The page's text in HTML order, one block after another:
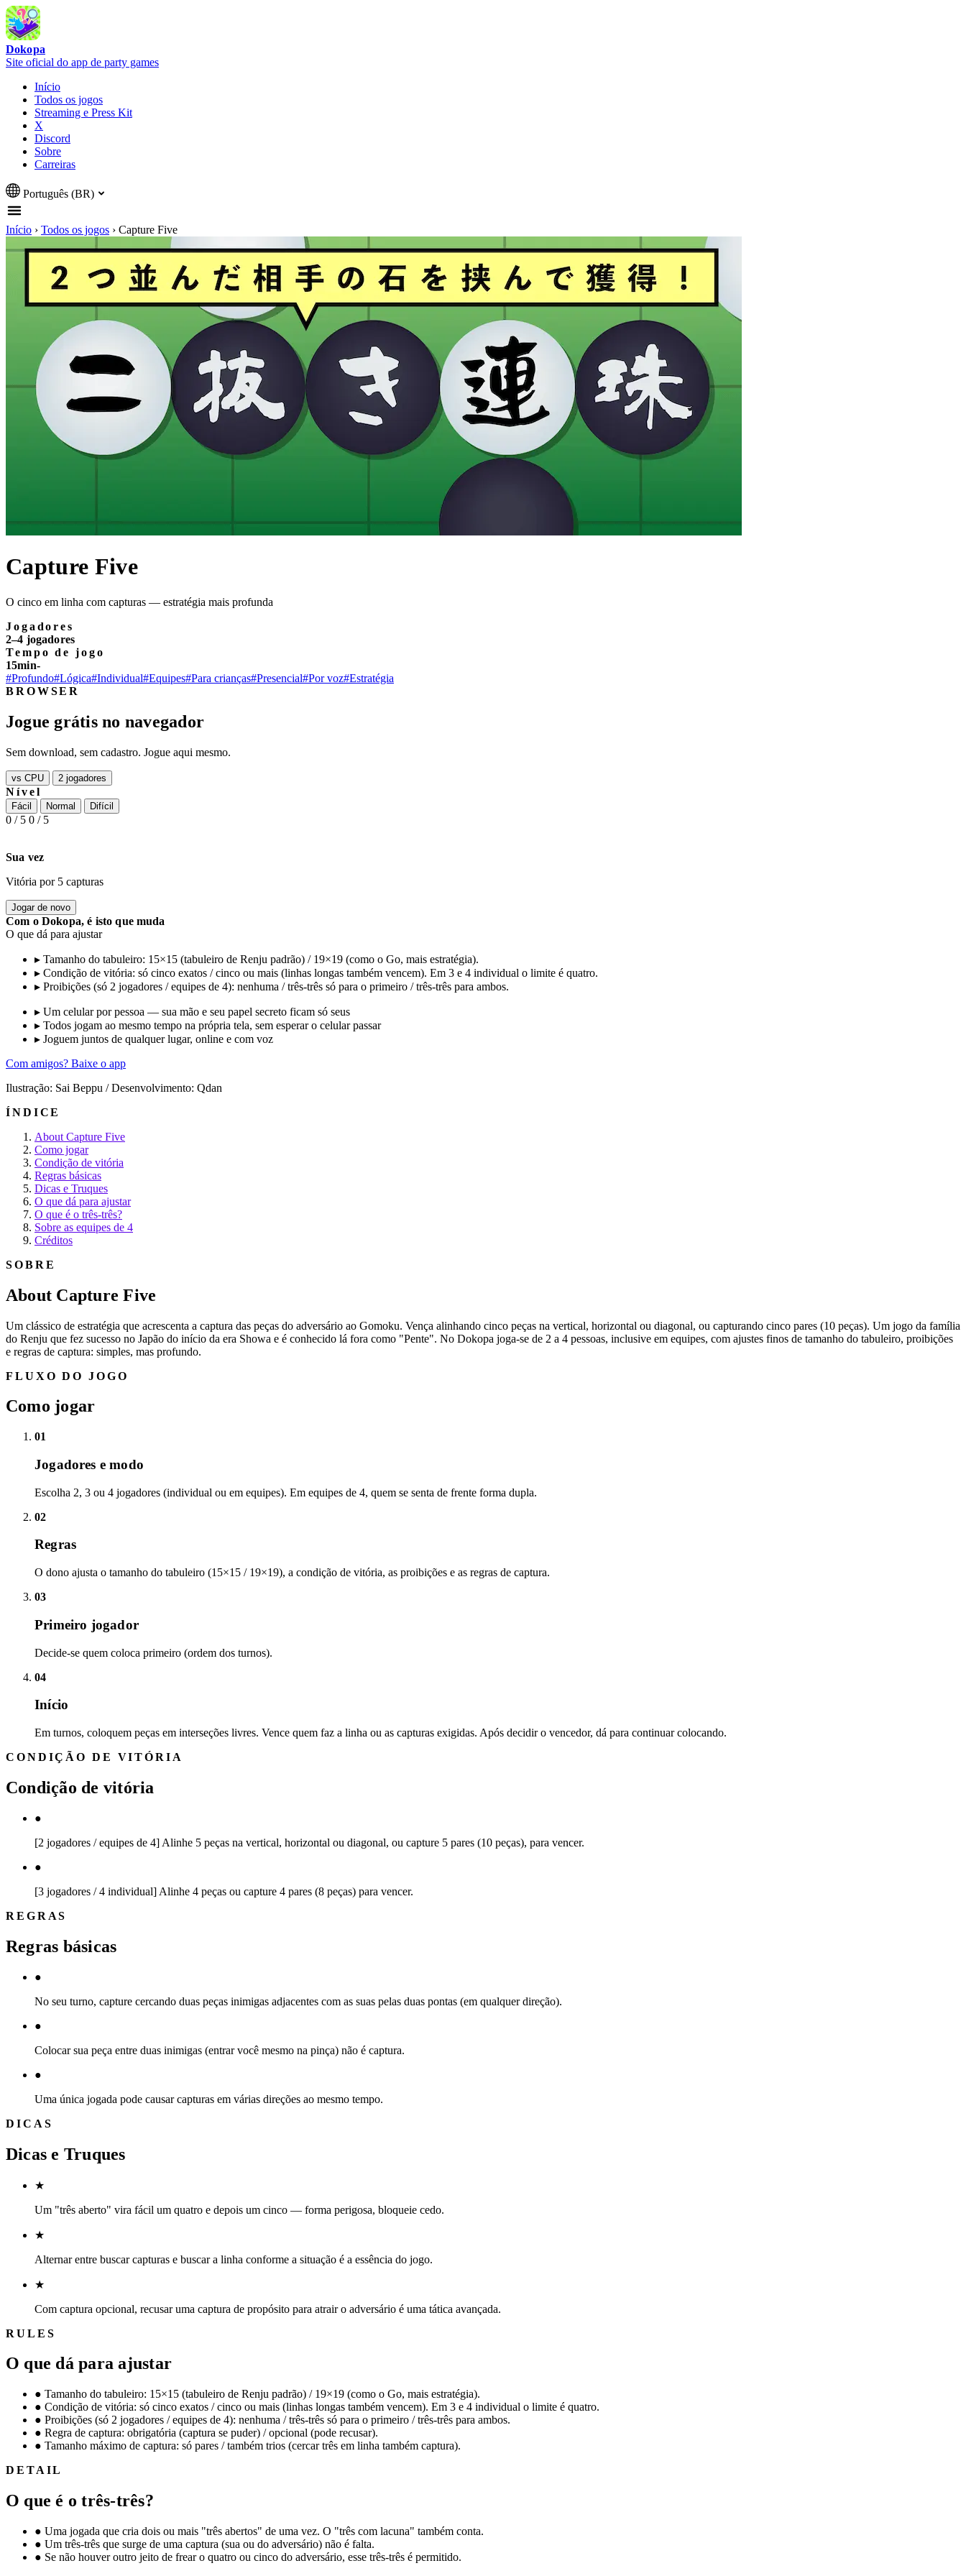
Dokopa
Site oficial do app de party games
Início
Todos os jogos
Streaming e Press Kit
X
Discord
Sobre
Carreiras
Português (BR)
Início › Todos os jogos › Capture Five
Capture Five
O cinco em linha com capturas — estratégia mais profunda
Jogadores
2–4 jogadores
Tempo de jogo
15min-
#Profundo#Lógica#Individual#Equipes#Para crianças#Presencial#Por voz#Estratégia
BROWSER
Jogue grátis no navegador
Sem download, sem cadastro. Jogue aqui mesmo.
vs CPU 2 jogadores
Nível
Fácil Normal Difícil
0 / 5 0 / 5
Sua vez
Vitória por 5 capturas
Jogar de novo
Com o Dokopa, é isto que muda
O que dá para ajustar
▸ Tamanho do tabuleiro: 15×15 (tabuleiro de Renju padrão) / 19×19 (como o Go, mais estratégia).
▸ Condição de vitória: só cinco exatos / cinco ou mais (linhas longas também vencem). Em 3 e 4 individual o limite é quatro.
▸ Proibições (só 2 jogadores / equipes de 4): nenhuma / três-três só para o primeiro / três-três para ambos.
▸ Um celular por pessoa — sua mão e seu papel secreto ficam só seus
▸ Todos jogam ao mesmo tempo na própria tela, sem esperar o celular passar
▸ Joguem juntos de qualquer lugar, online e com voz
Com amigos? Baixe o app
Ilustração: Sai Beppu / Desenvolvimento: Qdan
ÍNDICE
About Capture Five
Como jogar
Condição de vitória
Regras básicas
Dicas e Truques
O que dá para ajustar
O que é o três-três?
Sobre as equipes de 4
Créditos
SOBRE
About Capture Five
Um clássico de estratégia que acrescenta a captura das peças do adversário ao Gomoku. Vença alinhando cinco peças na vertical, horizontal ou diagonal, ou capturando cinco pares (10 peças). Um jogo da família
do Renju que fez sucesso no Japão do início da era Showa e é conhecido lá fora como "Pente". No Dokopa joga-se de 2 a 4 pessoas, inclusive em equipes, com ajustes finos de tamanho do tabuleiro, proibições
e regras de captura: simples, mas profundo.
FLUXO DO JOGO
Como jogar
01
Jogadores e modo
Escolha 2, 3 ou 4 jogadores (individual ou em equipes). Em equipes de 4, quem se senta de frente forma dupla.
02
Regras
O dono ajusta o tamanho do tabuleiro (15×15 / 19×19), a condição de vitória, as proibições e as regras de captura.
03
Primeiro jogador
Decide-se quem coloca primeiro (ordem dos turnos).
04
Início
Em turnos, coloquem peças em interseções livres. Vence quem faz a linha ou as capturas exigidas. Após decidir o vencedor, dá para continuar colocando.
CONDIÇÃO DE VITÓRIA
Condição de vitória
●
[2 jogadores / equipes de 4] Alinhe 5 peças na vertical, horizontal ou diagonal, ou capture 5 pares (10 peças), para vencer.
●
[3 jogadores / 4 individual] Alinhe 4 peças ou capture 4 pares (8 peças) para vencer.
REGRAS
Regras básicas
●
No seu turno, capture cercando duas peças inimigas adjacentes com as suas pelas duas pontas (em qualquer direção).
●
Colocar sua peça entre duas inimigas (entrar você mesmo na pinça) não é captura.
●
Uma única jogada pode causar capturas em várias direções ao mesmo tempo.
DICAS
Dicas e Truques
★
Um "três aberto" vira fácil um quatro e depois um cinco — forma perigosa, bloqueie cedo.
★
Alternar entre buscar capturas e buscar a linha conforme a situação é a essência do jogo.
★
Com captura opcional, recusar uma captura de propósito para atrair o adversário é uma tática avançada.
RULES
O que dá para ajustar
● Tamanho do tabuleiro: 15×15 (tabuleiro de Renju padrão) / 19×19 (como o Go, mais estratégia).
● Condição de vitória: só cinco exatos / cinco ou mais (linhas longas também vencem). Em 3 e 4 individual o limite é quatro.
● Proibições (só 2 jogadores / equipes de 4): nenhuma / três-três só para o primeiro / três-três para ambos.
● Regra de captura: obrigatória (captura se puder) / opcional (pode recusar).
● Tamanho máximo de captura: só pares / também trios (cercar três em linha também captura).
DETAIL
O que é o três-três?
● Uma jogada que cria dois ou mais "três abertos" de uma vez. O "três com lacuna" também conta.
● Um três-três que surge de uma captura (sua ou do adversário) não é falta.
● Se não houver outro jeito de frear o quatro ou cinco do adversário, esse três-três é permitido.